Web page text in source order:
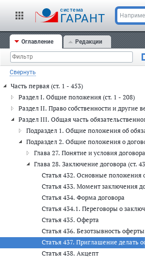
cистема
ГАРАНТ
Оглавление Редакции
Свернуть
Часть первая (ст. 1 - 453)
Раздел I. Общие положения (ст. 1 - 208)
Раздел II. Право собственности и другие
Раздел III. Общая часть
Подраздел 1. Общие положения об
Подраздел 2. Общие положения о
Глава 27. Понятие и условия договора
Глава 28. Заключение договора (ст.
Статья 432. Основные положения
Статья 433. Момент заключения
Статья 434. Форма договора
Статья 434.1. Переговоры о
Статья 435. Оферта
Статья 436. Безотзывность оферты
Статья 437. Приглашение делать
Статья 438. Акцепт